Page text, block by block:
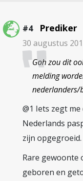
#4 Prediker
30 augustus
Goh zou dit
melding
nederlanders/
@1 Iets zegt
Nederlands
zijn opgegroeid.
Rare gewoonte
geboren en